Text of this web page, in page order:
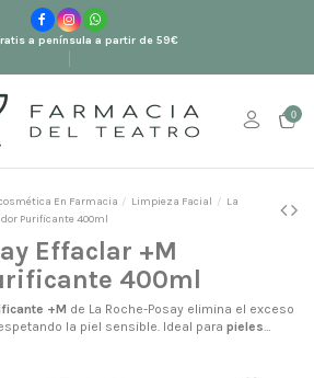
a península a partir de 59€
0
En Farmacia Limpieza Facial
La
Purificante 400ml
Effaclar +M
400ml
+M de La Roche-Posay elimina el exceso
la piel sensible. Ideal para pieles